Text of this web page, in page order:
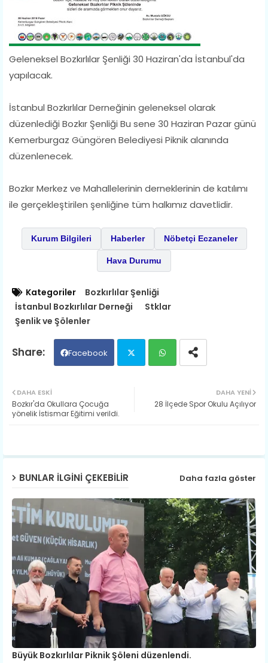
Geleneksel Bozkırlılar Şenliği 30 Haziran'da İstanbul'da
yapılacak.
İstanbul Bozkırlılar Derneğinin geleneksel olarak
düzenlediği Bozkır Şenliği Bu sene 30 Haziran Pazar günü
Kemerburgaz Güngören Belediyesi Piknik alanında
düzenlenecek.
Bozkır Merkez ve Mahallelerinin derneklerinin de katılımı
ile gerçekleştirilen şenliğine tüm halkımız davetlidir.
Kurum Bilgileri Haberler Nöbetçi Eczaneler
Hava Durumu
Kategoriler
Bozkırlılar Şenliği
İstanbul Bozkırlılar Derneği
Stklar
Şenlik ve Şölenler
Facebook
ats
p
DAHA YENI
28 İlçede Spor Okulu Açılıyor
DAHA ESKI
Bozkır'da Okullara Çocuğa
yönelik İstismar Eğitimi verildi.
BUNLAR ILGINI ÇEKEBILIR Daha fazla göster
Büyük Bozkırlılar Piknik Şöleni düzenlendi.